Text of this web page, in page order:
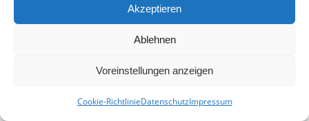
Akzeptieren
Ablehnen
Voreinstellungen anzeigen
Cookie-RichtlinieDatenschutzImpressum
Formen und Größen. Sie funktioniert oftmals
so, dass Sie einfach zwischen vielen
wäre es mit sanften Massage-Strahlen? Oder